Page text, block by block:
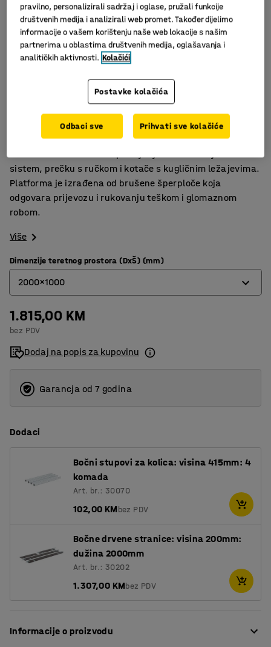
Čvrsti kotači s kugličnim ležajevima
Robusna kolica s ravnom platformom s okretnim
sistem, prečku s ručkom i kotače s kugličnim ležajevima.
Platforma je izrađena od brušene šperploče koja
odgovara prijevozu i rukovanju teškom i glomaznom
robom.
Više
Dimenzije teretnog prostora (DxŠ) (mm)
2000x1000
1200x670
1500x750
2000x1000
1.815,00 KM
bez PDV
Dodaj na popis za kupovinu
Garancja od 7 godina
Dodaci
Bočni stupovi za kolica: visina 415mm: 4
komada
Art. br.: 30070
102,00 KMbez PDV
Bočne drvene stranice: visina 200mm:
dužina 2000mm
Art. br.: 30202
1.307,00 KMbez PDV
Informacije o proizvodu
pravilno, personalizirali sadržaj i oglase, pružali funkcije
društvenih medija i analizirali web promet. Također dijelimo
informacije o vašem korištenju naše web lokacije s našim
partnerima u oblastima društvenih medija, oglašavanja i
analitičkih aktivnosti. Kolačići
Postavke kolačića
Odbaci sve Prihvati sve kolačiće